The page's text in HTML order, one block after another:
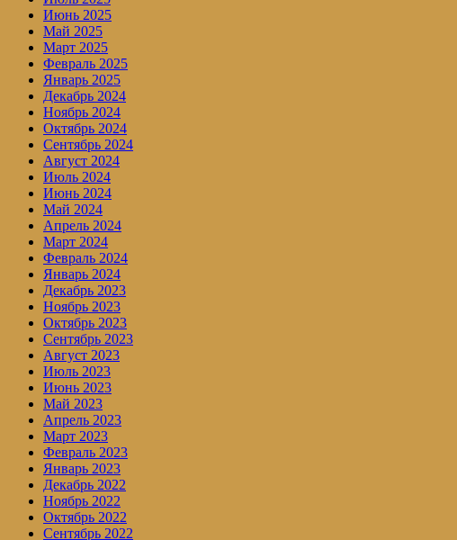
Июнь 2025
Май 2025
Март 2025
Февраль 2025
Январь 2025
Декабрь 2024
Ноябрь 2024
Октябрь 2024
Сентябрь 2024
Август 2024
Июль 2024
Июнь 2024
Май 2024
Апрель 2024
Март 2024
Февраль 2024
Январь 2024
Декабрь 2023
Ноябрь 2023
Октябрь 2023
Сентябрь 2023
Август 2023
Июль 2023
Июнь 2023
Май 2023
Апрель 2023
Март 2023
Февраль 2023
Январь 2023
Декабрь 2022
Ноябрь 2022
Октябрь 2022
Сентябрь 2022